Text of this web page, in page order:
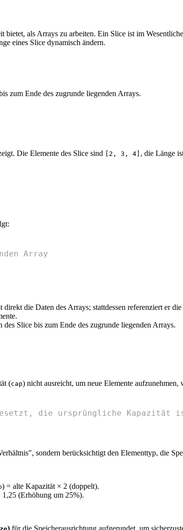
als Arrays zu arbeiten. Ein Slice ist im
eines Slice dynamisch ändern.
zum Ende des zugrunde liegenden Arrays.
Die Elemente des Slice sind [2, 3, 4] , die Länge
Array
die Daten des Arrays; stattdessen referenziert er
Slice bis zum Ende des zugrunde liegenden Arrays.
(cap) nicht ausreicht, um neue Elemente
die ursprüngliche Kapazität
sondern berücksichtigt den Elementtyp, die
) = alte Kapazität × 2 (doppelt).
(Erhöhung um 25%).